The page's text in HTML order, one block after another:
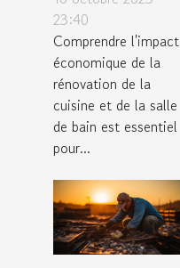
rénovation de
cuisine et
salle de bain
23:40
Comprendre l'impact
économique de la
rénovation de la
cuisine et de la salle
de bain est essentiel
pour...